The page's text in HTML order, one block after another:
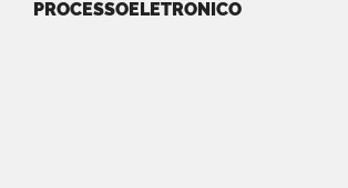
PROCESSOELETRONICO